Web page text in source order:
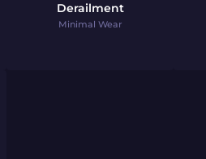
Derailment
Minimal Wear